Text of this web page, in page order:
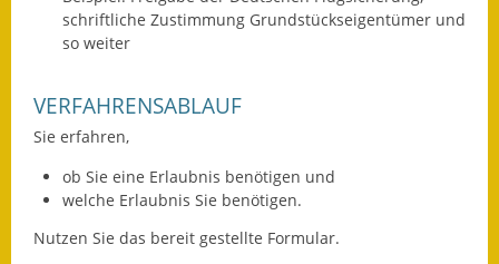
Heiraten in Notzingen
Notruftafel
Ortsrecht
schriftliche Zustimmung Grundstückseigentümer und
so weiter
VERFAHRENSABLAUF
Sie erfahren,
ob Sie eine Erlaubnis benötigen und
welche Erlaubnis Sie benötigen.
Nutzen Sie das bereit gestellte Formular.